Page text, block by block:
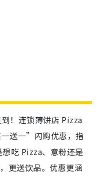
！连锁薄饼店 Pizza
送一”闪购优惠，指
吃 Pizza、意粉还是
更送饮品。优惠更涵